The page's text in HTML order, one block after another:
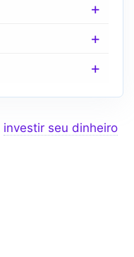
investir seu dinheiro